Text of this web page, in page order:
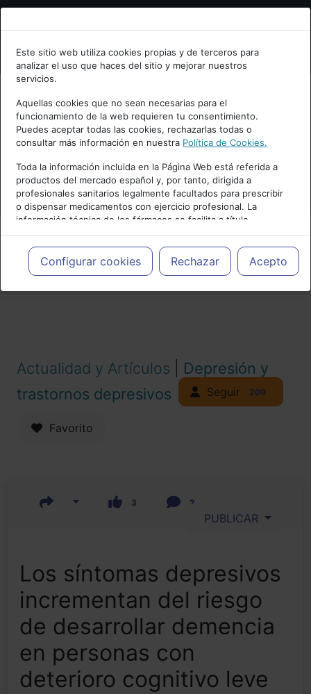
Bienvenid@ a psiquiatria.com
Escribe tu Email
Accede o regístrate con tu email.
Cancelar
Este sitio web utiliza cookies propias y de terceros para
analizar el uso que haces del sitio y mejorar nuestros
servicios.
Aquellas cookies que no sean necesarias para el
funcionamiento de la web requieren tu consentimiento.
Puedes aceptar todas las cookies, rechazarlas todas o
consultar más información en nuestra Política de Cookies.
Toda la información incluida en la Página Web está referida a
productos del mercado español y, por tanto, dirigida a
profesionales sanitarios legalmente facultados para prescribir
o dispensar medicamentos con ejercicio profesional. La
información técnica de los fármacos se facilita a título
meramente informativo, siendo responsabilidad de los
profesionales facultados prescribir medicamentos y decidir, en
cada caso concreto, el tratamiento más adecuado a las
necesidades del paciente.
Configurar cookies Rechazar Acepto
PUBLICIDAD
Actualidad y Artículos
Depresión y
trastornos depresivos
Seguir 209
Favorito
3 2
PUBLICAR
Los síntomas depresivos
incrementan del riesgo
de desarrollar demencia
en personas con
deterioro cognitivo leve